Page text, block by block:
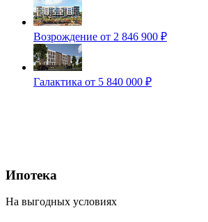
Возрождение от 2 846 900 ₽
Галактика от 5 840 000 ₽
Ипотека
На выгодных условиях